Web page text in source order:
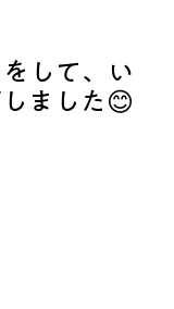
して、い
ました😊